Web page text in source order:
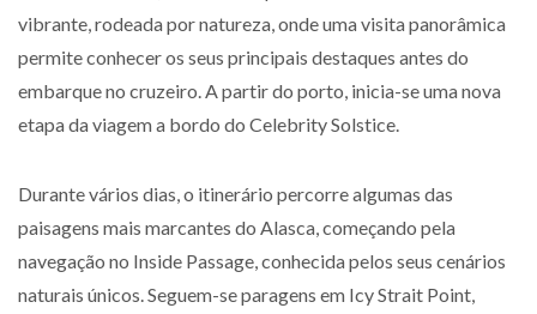
vibrante, rodeada por natureza, onde uma visita panorâmica
permite conhecer os seus principais destaques antes do
embarque no cruzeiro. A partir do porto, inicia-se uma nova
etapa da viagem a bordo do Celebrity Solstice.
Durante vários dias, o itinerário percorre algumas das
paisagens mais marcantes do Alasca, começando pela
navegação no Inside Passage, conhecida pelos seus cenários
naturais únicos. Seguem-se paragens em Icy Strait Point,